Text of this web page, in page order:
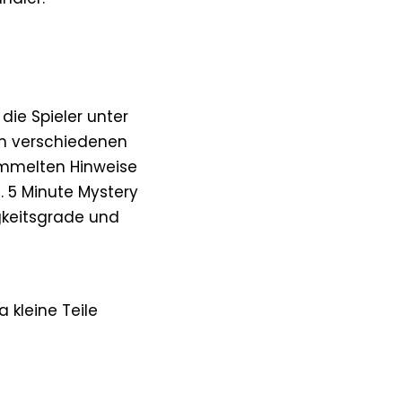
Spieler unter
verschiedenen
Hinweise
Minute Mystery
und
kleine Teile